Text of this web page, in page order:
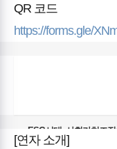
QR 코드
https://forms.gle/
ESG시대, 사회가치조
생사 리더십 신청
[연자 소개]